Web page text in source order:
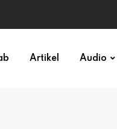
Artikel Audio